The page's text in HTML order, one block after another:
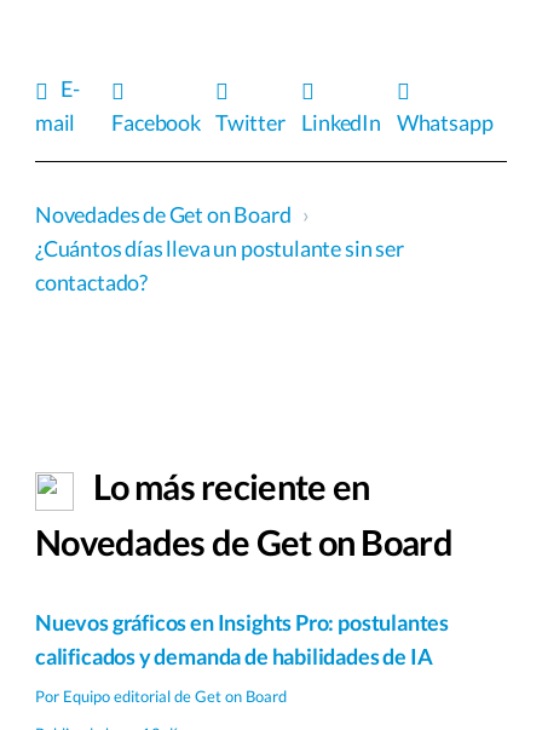
E-
mail
Facebook Twitter LinkedIn Whatsapp
Novedades de Get on Board ›
¿Cuántos días lleva un postulante sin ser
contactado?
Lo más reciente en
Novedades de Get on Board
Nuevos gráficos en Insights Pro: postulantes
calificados y demanda de habilidades de IA
Por Equipo editorial de Get on Board